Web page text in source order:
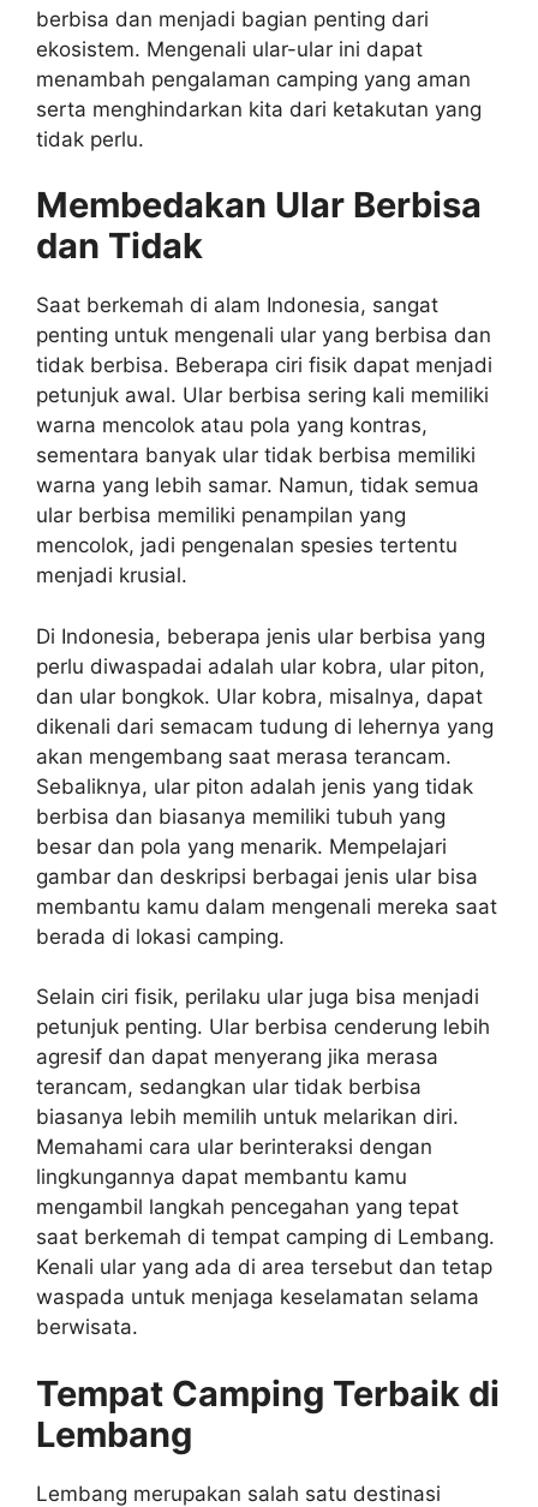
berbisa dan menjadi bagian penting dari
ekosistem. Mengenali ular-ular ini dapat
menambah pengalaman camping yang aman
serta menghindarkan kita dari ketakutan yang
tidak perlu.
Membedakan Ular Berbisa
dan Tidak
Saat berkemah di alam Indonesia, sangat
penting untuk mengenali ular yang berbisa dan
tidak berbisa. Beberapa ciri fisik dapat menjadi
petunjuk awal. Ular berbisa sering kali memiliki
warna mencolok atau pola yang kontras,
sementara banyak ular tidak berbisa memiliki
warna yang lebih samar. Namun, tidak semua
ular berbisa memiliki penampilan yang
mencolok, jadi pengenalan spesies tertentu
menjadi krusial.
Di Indonesia, beberapa jenis ular berbisa yang
perlu diwaspadai adalah ular kobra, ular piton,
dan ular bongkok. Ular kobra, misalnya, dapat
dikenali dari semacam tudung di lehernya yang
akan mengembang saat merasa terancam.
Sebaliknya, ular piton adalah jenis yang tidak
berbisa dan biasanya memiliki tubuh yang
besar dan pola yang menarik. Mempelajari
gambar dan deskripsi berbagai jenis ular bisa
membantu kamu dalam mengenali mereka saat
berada di lokasi camping.
Selain ciri fisik, perilaku ular juga bisa menjadi
petunjuk penting. Ular berbisa cenderung lebih
agresif dan dapat menyerang jika merasa
terancam, sedangkan ular tidak berbisa
biasanya lebih memilih untuk melarikan diri.
Memahami cara ular berinteraksi dengan
lingkungannya dapat membantu kamu
mengambil langkah pencegahan yang tepat
saat berkemah di tempat camping di Lembang.
Kenali ular yang ada di area tersebut dan tetap
waspada untuk menjaga keselamatan selama
berwisata.
Tempat Camping Terbaik di
Lembang
Lembang merupakan salah satu destinasi